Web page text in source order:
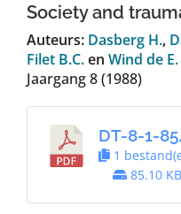
TDT Overzicht
Over Dth
Contact
Society and
Auteurs: Dasberg H.,
Filet B.C.en Wind de E.
Jaargang 8 (1988)
DT-8-1-
1
85.10 KB